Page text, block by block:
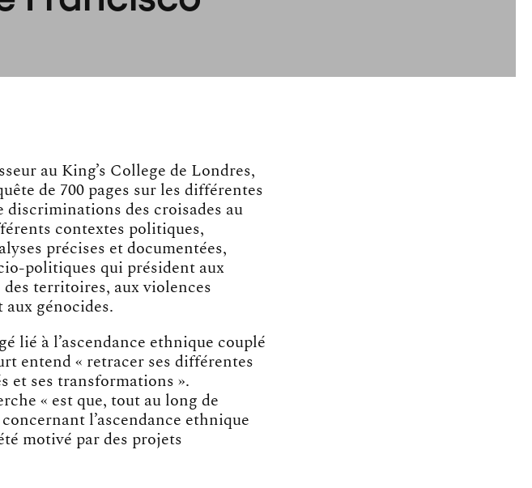
au King’s College de Londres,
de 700 pages sur les différentes
discriminations des croisades au
contextes politiques,
précises et documentées,
politiques qui président aux
territoires, aux violences
aux génocides.
lié à l’ascendance ethnique couplé
entend « retracer ses différentes
et ses transformations ».
« est que, tout au long de
l’ascendance ethnique
motivé par des projets